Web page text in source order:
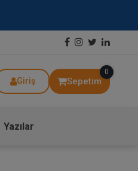
Giriş Sepetim
0
Yazılar